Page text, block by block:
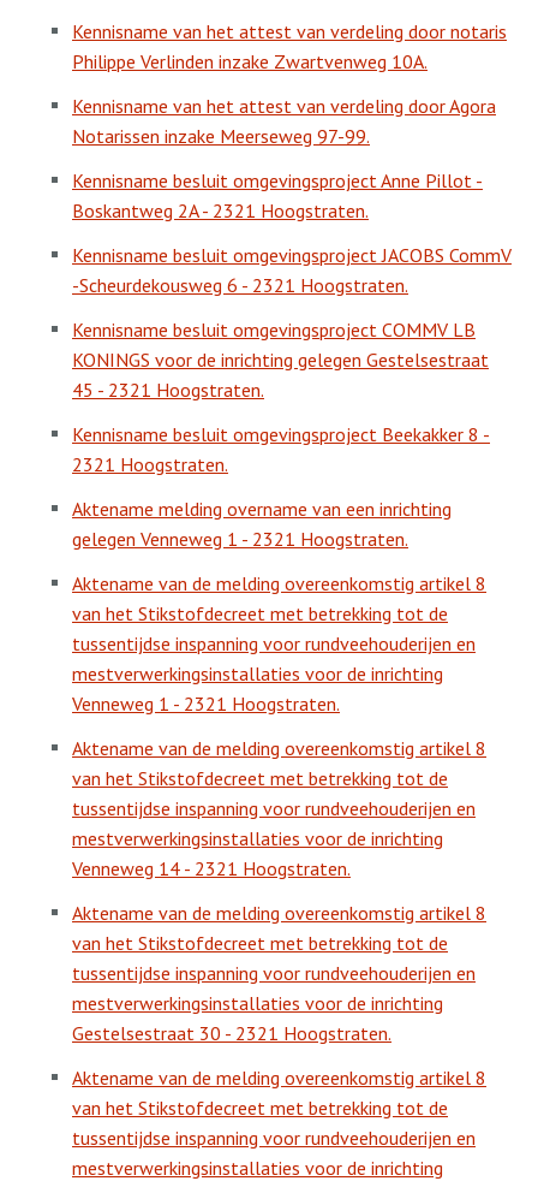
Kennisname van het attest van verdeling door notaris
Philippe Verlinden inzake Zwartvenweg 10A.
Kennisname van het attest van verdeling door Agora
Notarissen inzake Meerseweg 97-99.
Kennisname besluit omgevingsproject Anne Pillot -
Boskantweg 2A - 2321 Hoogstraten.
Kennisname besluit omgevingsproject JACOBS CommV
-Scheurdekousweg 6 - 2321 Hoogstraten.
Kennisname besluit omgevingsproject COMMV LB
KONINGS voor de inrichting gelegen Gestelsestraat
45 - 2321 Hoogstraten.
Kennisname besluit omgevingsproject Beekakker 8 -
2321 Hoogstraten.
Aktename melding overname van een inrichting
gelegen Venneweg 1 - 2321 Hoogstraten.
Aktename van de melding overeenkomstig artikel 8
van het Stikstofdecreet met betrekking tot de
tussentijdse inspanning voor rundveehouderijen en
mestverwerkingsinstallaties voor de inrichting
Venneweg 1 - 2321 Hoogstraten.
Aktename van de melding overeenkomstig artikel 8
van het Stikstofdecreet met betrekking tot de
tussentijdse inspanning voor rundveehouderijen en
mestverwerkingsinstallaties voor de inrichting
Venneweg 14 - 2321 Hoogstraten.
Aktename van de melding overeenkomstig artikel 8
van het Stikstofdecreet met betrekking tot de
tussentijdse inspanning voor rundveehouderijen en
mestverwerkingsinstallaties voor de inrichting
Gestelsestraat 30 - 2321 Hoogstraten.
Aktename van de melding overeenkomstig artikel 8
van het Stikstofdecreet met betrekking tot de
tussentijdse inspanning voor rundveehouderijen en
mestverwerkingsinstallaties voor de inrichting